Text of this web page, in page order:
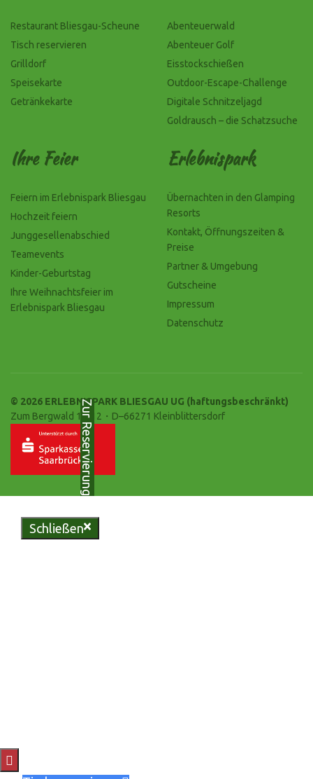
Restaurant Bliesgau-Scheune
Tisch reservieren
Grilldorf
Speisekarte
Getränkekarte
Abenteuerwald
Abenteuer Golf
Eisstockschießen
Outdoor-Escape-Challenge
Digitale Schnitzeljagd
Goldrausch – die Schatzsuche
Ihre Feier
Feiern im Erlebnispark Bliesgau
Hochzeit feiern
Junggesellenabschied
Teamevents
Kinder-Geburtstag
Ihre Weihnachtsfeier im
Erlebnispark Bliesgau
Erlebnispark
Übernachten in den Glamping
Resorts
Kontakt, Öffnungszeiten &
Preise
Partner & Umgebung
Gutscheine
Impressum
Datenschutz
© 2026 ERLEBNISPARK BLIESGAU UG (haftungsbeschränkt)
Zum Bergwald 10-12・D–66271 Kleinblittersdorf
Zur Reservierung
Schließen
